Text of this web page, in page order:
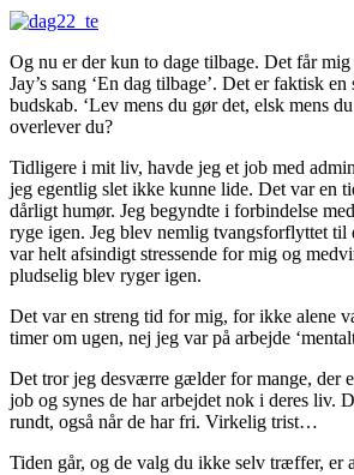
Og nu er der kun to dage tilbage. Det får
Jay’s sang ‘En dag tilbage’. Det er faktisk
budskab. ‘Lev mens du gør det, elsk mens
overlever du?
Tidligere i mit liv, havde jeg et job med
jeg egentlig slet ikke kunne lide. Det var en
dårligt humør. Jeg begyndte i forbindelse
ryge igen. Jeg blev nemlig tvangsforflyttet til
var helt afsindigt stressende for mig og
pludselig blev ryger igen.
Det var en streng tid for mig, for ikke alene
timer om ugen, nej jeg var på arbejde
Det tror jeg desværre gælder for mange, der
job og synes de har arbejdet nok i deres liv.
rundt, også når de har fri. Virkelig trist…
Tiden går, og de valg du ikke selv træffer, er